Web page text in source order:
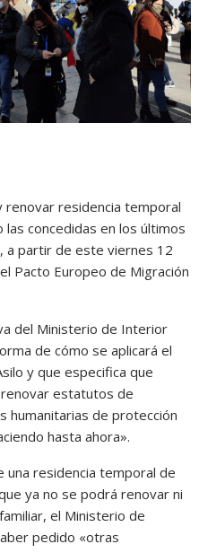
renovar residencia temporal
concedidas en los últimos
a partir de este viernes 12
Pacto Europeo de Migración
del Ministerio de Interior
de cómo se aplicará el
y que especifica que
estatutos de
humanitarias de protección
hasta ahora».
una residencia temporal de
ya no se podrá renovar ni
el Ministerio de
pedido «otras